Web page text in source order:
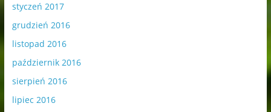
styczeń 2017
grudzień 2016
listopad 2016
październik 2016
sierpień 2016
lipiec 2016